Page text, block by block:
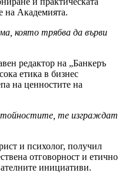
на Академията.
която трябва да върви
редактор на „Банкеръ
етика в бизнес
на ценностите на
те изграждат
и психолог, получил
отговорност и етично
инициативи.